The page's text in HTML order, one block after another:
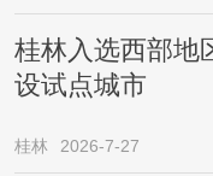
桂林入选西部地
设试点城市
桂林 2026-7-27